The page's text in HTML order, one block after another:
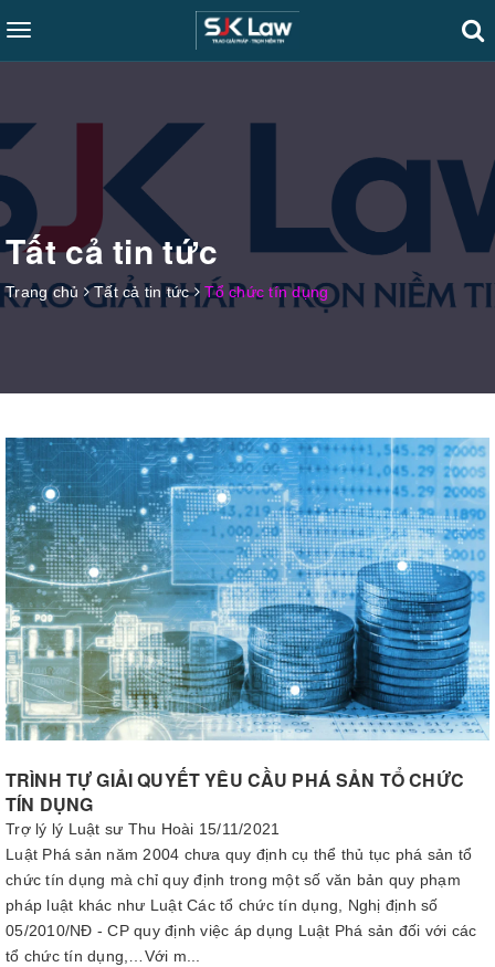
Toggle
navigation
Tất cả tin tức
Trang chủ Tất cả tin tức Tổ chức tín dụng
TRÌNH TỰ GIẢI QUYẾT YÊU CẦU PHÁ SẢN TỔ CHỨC
TÍN DỤNG
Trợ lý lý Luật sư Thu Hoài 15/11/2021
Luật Phá sản năm 2004 chưa quy định cụ thể thủ tục phá sản tổ
chức tín dụng mà chỉ quy định trong một số văn bản quy phạm
pháp luật khác như Luật Các tổ chức tín dụng, Nghị định số
05/2010/NĐ - CP quy định việc áp dụng Luật Phá sản đối với các
tổ chức tín dụng,…Với m...